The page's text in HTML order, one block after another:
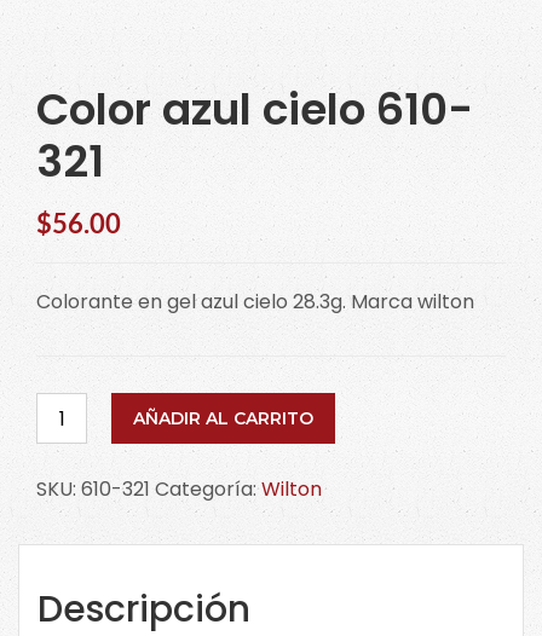
Color azul cielo 610-
321
$56.00
Colorante en gel azul cielo 28.3g. Marca wilton
Color
azul
cielo
610-
AÑADIR AL CARRITO
SKU: 610-321 Categoría:Wilton
Descripción